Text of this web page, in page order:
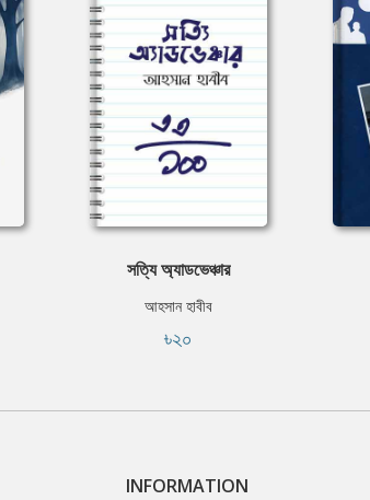
সত্যি অ্যাডভেঞ্চার
আহসান হাবীব
৳২০
INFORMATION